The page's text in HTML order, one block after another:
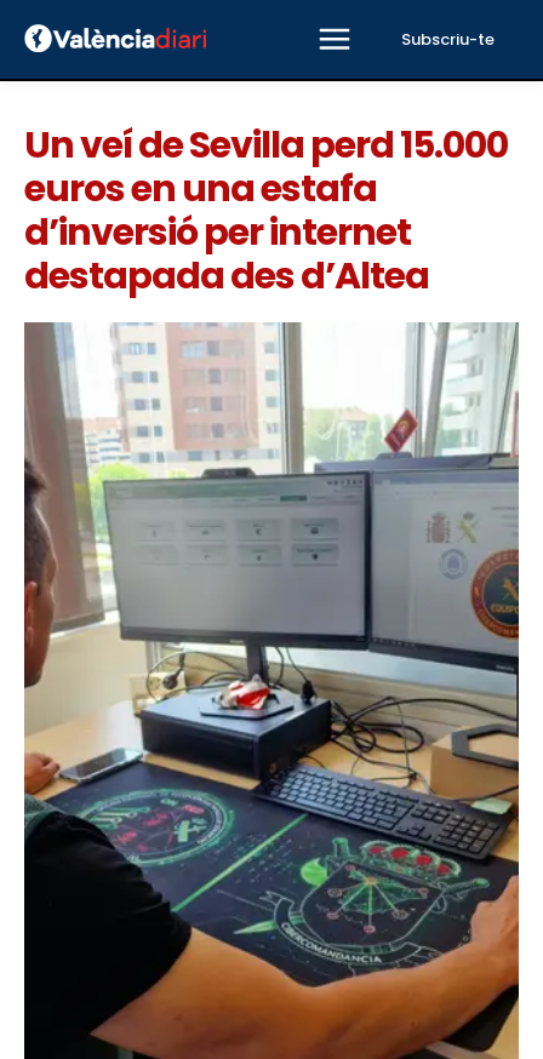
Subscriu-te
Un veí de Sevilla perd 15.000
euros en una estafa
d’inversió per internet
destapada des d’Altea